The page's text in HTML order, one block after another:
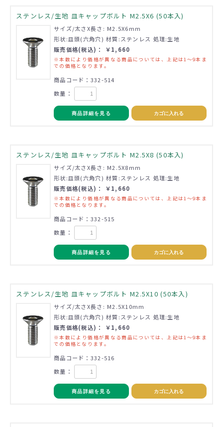
ステンレス/生地 皿キャップボルト M2.5X6 (50本入)
サイズ/太さX長さ: M2.5X6mm
形状:皿頭(六角穴) 材質:ステンレス 処理:生地
販売価格(税込)： ￥1,660
※本数により価格が異なる商品については、上記は1～9本ま
での価格となります。
商品コード：332-514
数量：
商品詳細を見る カゴに入れる
ステンレス/生地 皿キャップボルト M2.5X8 (50本入)
サイズ/太さX長さ: M2.5X8mm
形状:皿頭(六角穴) 材質:ステンレス 処理:生地
販売価格(税込)： ￥1,660
※本数により価格が異なる商品については、上記は1～9本ま
での価格となります。
商品コード：332-515
数量：
商品詳細を見る カゴに入れる
ステンレス/生地 皿キャップボルト M2.5X10 (50本入)
サイズ/太さX長さ: M2.5X10mm
形状:皿頭(六角穴) 材質:ステンレス 処理:生地
販売価格(税込)： ￥1,660
※本数により価格が異なる商品については、上記は1～9本ま
での価格となります。
商品コード：332-516
数量：
商品詳細を見る カゴに入れる